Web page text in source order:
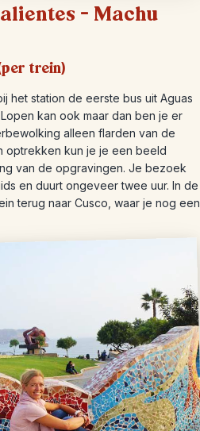
– Machu
trein)
het station de eerste bus uit Aguas
kan ook maar dan ben je er
alleen flarden van de
optrekken kun je je een beeld
van de opgravingen. Je bezoek
en duurt ongeveer twee uur. In de
terug naar Cusco, waar je nog een